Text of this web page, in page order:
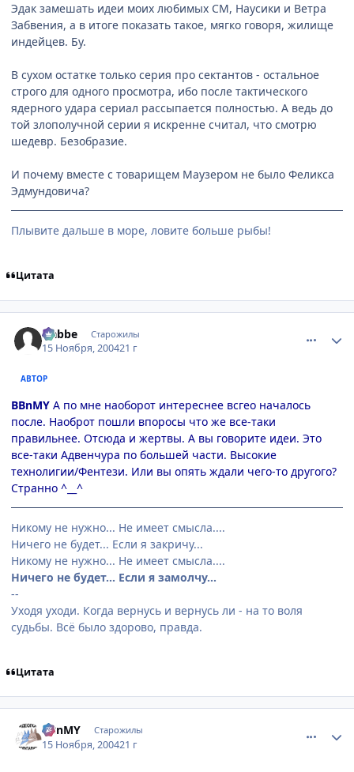
Эдак замешать идеи моих любимых СМ, Наусики и Ветра
Забвения, а в итоге показать такое, мягко говоря, жилище
индейцев. Бу.
В сухом остатке только серия про сектантов - остальное
строго для одного просмотра, ибо после тактического
ядерного удара сериал рассыпается полностью. А ведь до
той злополучной серии я искренне считал, что смотрю
шедевр. Безобразие.
И почему вместе с товарищем Маузером не было Феликса
Эдмундовича?
Плывите дальше в море, ловите больше рыбы!
Цитата
Nabbe Старожилы
15 Ноября, 200421 г
АВТОР
BBnMY А по мне наоборот интереснее всгео началось
после. Наоброт пошли впоросы что же все-таки
правильнее. Отсюда и жертвы. А вы говорите идеи. Это
все-таки Адвенчура по большей части. Высокие
технолигии/Фентези. Или вы опять ждали чего-то другого?
Странно ^__^
Никому не нужно... Не имеет смысла....
Ничего не будет... Если я закричу...
Никому не нужно... Не имеет смысла....
Ничего не будет... Если я замолчу...
--
Уходя уходи. Когда вернусь и вернусь ли - на то воля
судьбы. Всё было здорово, правда.
Цитата
BBnMY Старожилы
15 Ноября, 200421 г